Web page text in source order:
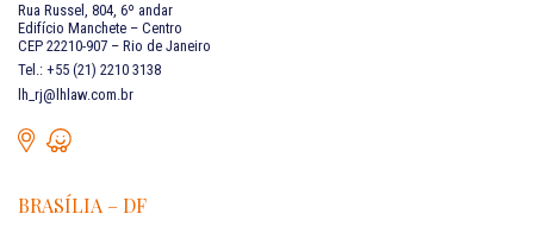
Rua Russel, 804, 6º andar
Edifício Manchete – Centro
CEP 22210-907 – Rio de Janeiro
Tel.: +55 (21) 2210 3138
lh_rj@lhlaw.com.br
BRASÍLIA – DF